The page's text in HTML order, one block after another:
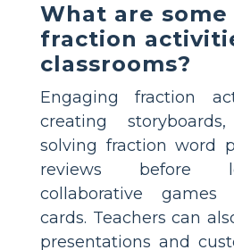
What are
fraction
classrooms?
Engaging fraction
creating
solving fraction word
reviews before
collaborative games
cards. Teachers can
presentations and